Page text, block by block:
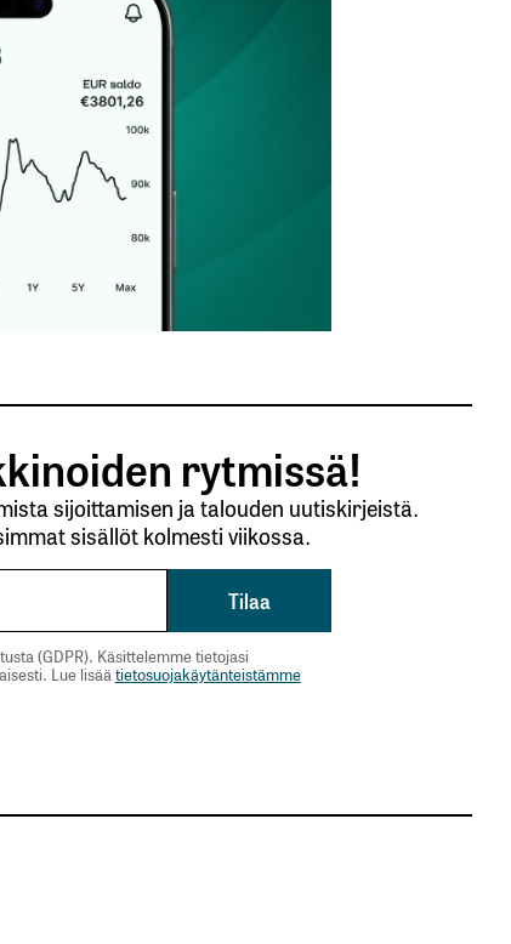
rytmissä!
sijoittamisen ja talouden uutiskirjeistä.
sisällöt kolmesti viikossa.
(GDPR). Käsittelemme tietojasi
Lue lisäätietosuojakäytänteistämme